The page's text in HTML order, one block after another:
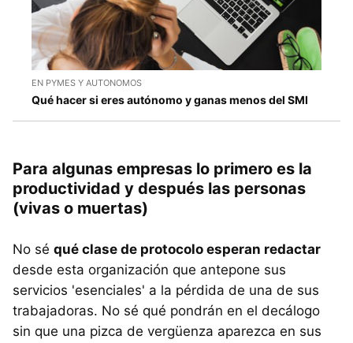
EN PYMES Y AUTONOMOS
Qué hacer si eres autónomo y ganas menos del SMI
Para algunas empresas lo primero es la
productividad y después las personas
(vivas o muertas)
No sé qué clase de protocolo esperan redactar
desde esta organización que antepone sus
servicios 'esenciales' a la pérdida de una de sus
trabajadoras. No sé qué pondrán en el decálogo
sin que una pizca de vergüenza aparezca en sus